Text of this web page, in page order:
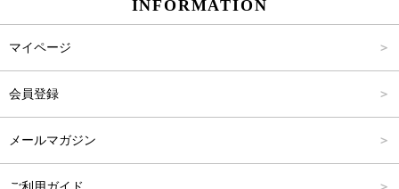
INFORMATION
マイページ
会員登録
メールマガジン